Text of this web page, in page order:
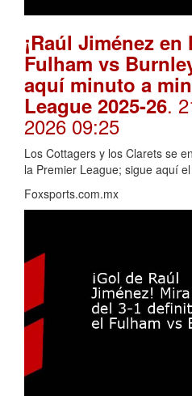
¡Raúl Jiménez en
Fulham vs
aquí minuto a
League 2025-26.
2026 09:25
Los Cottagers y los Clarets se
la Premier League; sigue aquí
Foxsports.com.mx